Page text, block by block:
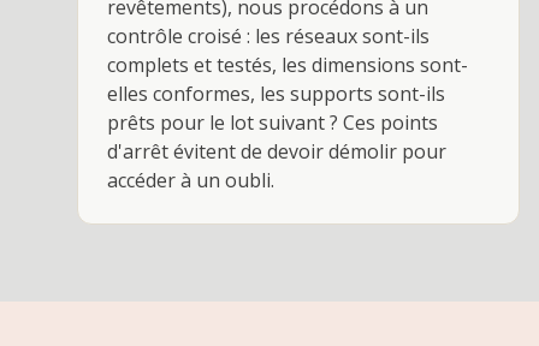
revêtements), nous procédons à un
contrôle croisé : les réseaux sont-ils
complets et testés, les dimensions sont-
elles conformes, les supports sont-ils
prêts pour le lot suivant ? Ces points
d'arrêt évitent de devoir démolir pour
accéder à un oubli.